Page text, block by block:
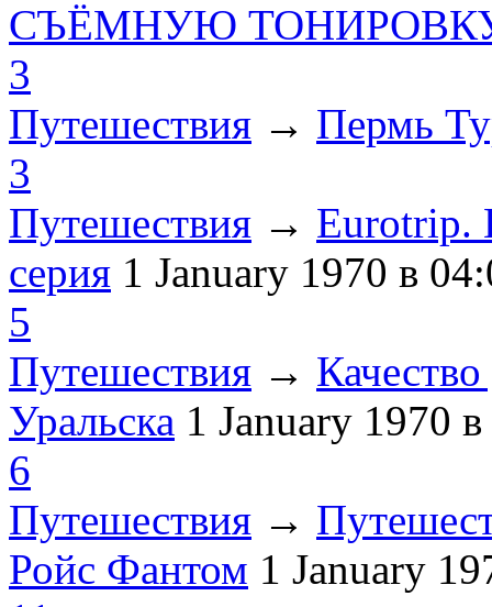
СЪЁМНУЮ
3
Путешествия → Пермь
3
Путешествия → Eurotrip.
серия 1 January 1970 в
5
Путешествия →
Уральска 1 January 1970
6
Путешествия →
Ройс Фантом 1 January